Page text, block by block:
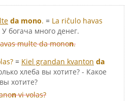
da mono. = La riĉulo havas
У богача много денег.
multe da monon.
= Kiel grandan kvanton da
хлеба вы хотите? - Какое
хотите?
nvi volas?